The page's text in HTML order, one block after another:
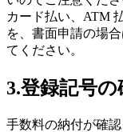
カード払い、ATM
を、書面申請の場
てください。
3.登録記号の
手数料の納付が確